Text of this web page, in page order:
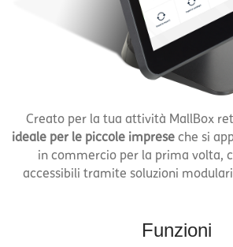
Creato per la tua attività MallBox
ideale per le piccole imprese che si
in commercio per la prima volta,
accessibili tramite soluzioni
Funzioni